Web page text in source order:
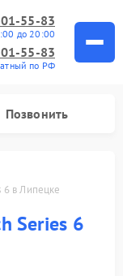
55-83
до 20:00
55-83
по РФ
Позвонить
в Липецке
Series 6